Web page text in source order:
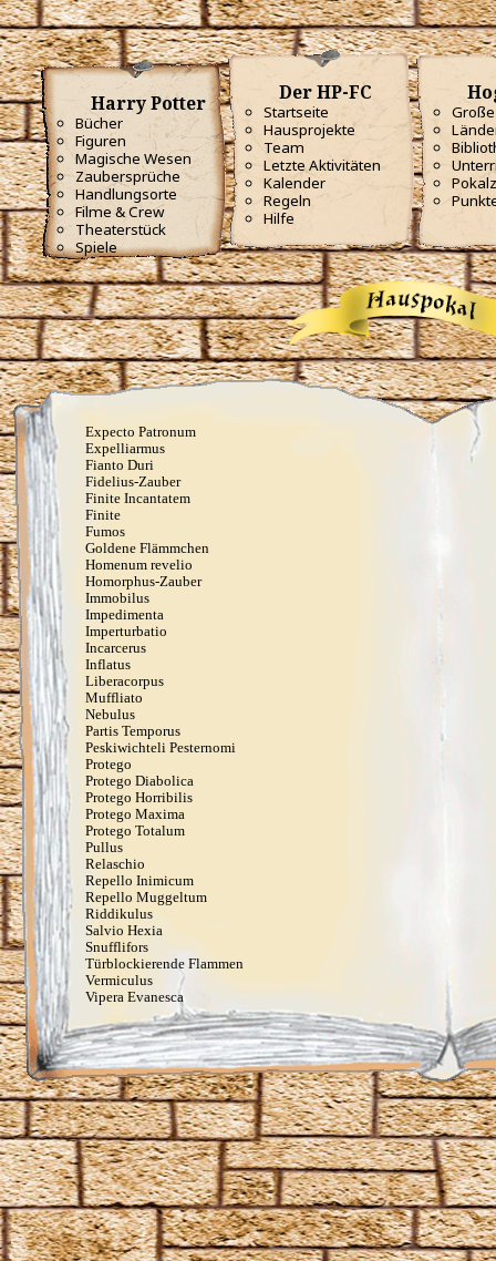
Harry Potter
Bücher
Figuren
Magische Wesen
Zaubersprüche
Handlungsorte
Filme & Crew
Theaterstück
Spiele
Der HP-FC
Startseite
Hausprojekte
Team
Letzte Aktivitäten
Kalender
Regeln
Hilfe
Anapneo
Brackium Emendo
Eingeweide-Ausweide-Fluch
Enervate
Episkey
Ferula
Rennervate
Surgito
Vulnera Sanentur
Unverzeihliche Flüche
Avada Kedavra
Crucio
Imperio
Verteidigungszauber
Aqua Eructo
Arania Exumai
Arresto Momentum
Brachiabindo
Cave Inimicum
Confundo
Deletrius
Desillusio­nierungszauber
Duro
Emancipare
Expecto Patronum
Expelliarmus
Fianto Duri
Fidelius-Zauber
Finite Incantatem
Finite
Fumos
Goldene Flämmchen
Homenum revelio
Homorphus-Zauber
Immobilus
Impedimenta
Imperturbatio
Incarcerus
Inflatus
Liberacorpus
Muffliato
Nebulus
Partis Temporus
Peskiwichteli Pesternomi
Protego
Protego Diabolica
Protego Horribilis
Protego Maxima
Protego Totalum
Pullus
Relaschio
Repello Inimicum
Repello Muggeltum
Riddikulus
Salvio Hexia
Snufflifors
Türblockierende Flammen
Vermiculus
Vipera Evanesca